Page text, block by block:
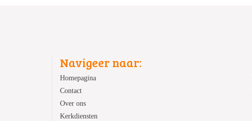
Navigeer naar:
Homepagina
Contact
Over ons
Kerkdiensten